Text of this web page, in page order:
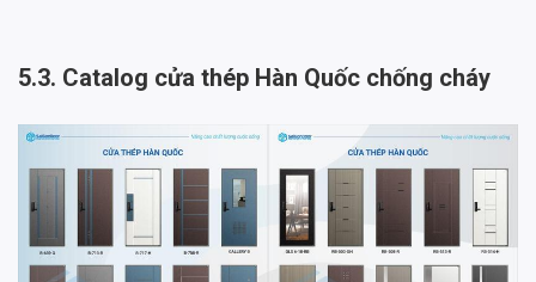
5.3. Catalog cửa thép Hàn Quốc chống cháy